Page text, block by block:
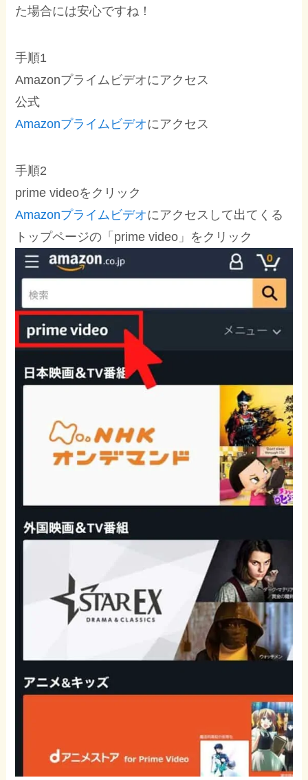
た場合には安心ですね！
手順1
Amazonプライムビデオにアクセス
公式
Amazonプライムビデオにアクセス
手順2
prime videoをクリック
Amazonプライムビデオにアクセスして出てくる
トップページの「prime video」をクリック